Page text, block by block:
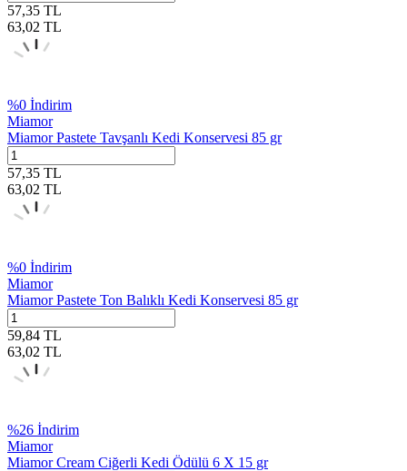
57,35 TL
63,02 TL
%0 İndirim
Miamor
Miamor Pastete Tavşanlı Kedi Konservesi 85 gr
57,35 TL
63,02 TL
%0 İndirim
Miamor
Miamor Pastete Ton Balıklı Kedi Konservesi 85 gr
59,84 TL
63,02 TL
%26 İndirim
Miamor
Miamor Cream Ciğerli Kedi Ödülü 6 X 15 gr